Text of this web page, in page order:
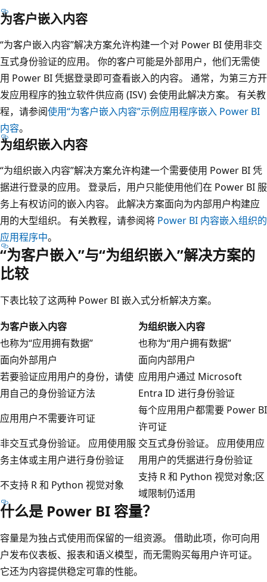
为客户嵌入内容
“为客户嵌入内容”解决方案允许构建一个对 Power BI 使用非交
互式身份验证的应用。 你的客户可能是外部用户，他们无需使
用 Power BI 凭据登录即可查看嵌入的内容。 通常，为第三方开
发应用程序的独立软件供应商 (ISV) 会使用此解决方案。 有关教
程，请参阅使用“为客户嵌入内容”示例应用程序嵌入 Power BI
内容。
为组织嵌入内容
“为组织嵌入内容”解决方案允许构建一个需要使用 Power BI 凭
据进行登录的应用。 登录后，用户只能使用他们在 Power BI 服
务上有权访问的嵌入内容。 此解决方案面向为内部用户构建应
用的大型组织。 有关教程，请参阅将 Power BI 内容嵌入组织的
应用程序中。
“为客户嵌入”与“为组织嵌入”解决方案的
比较
下表比较了这两种 Power BI 嵌入式分析解决方案。
为客户嵌入内容
为组织嵌入内容
也称为“应用拥有数据”
也称为“用户拥有数据”
面向外部用户
面向内部用户
若要验证应用用户的身份，请使
用自己的身份验证方法
应用用户通过 Microsoft
Entra ID 进行身份验证
应用用户不需要许可证
每个应用用户都需要 Power BI
许可证
非交互式身份验证。 应用使用服
务主体或主用户进行身份验证
交互式身份验证。 应用使用应
用用户的凭据进行身份验证
不支持 R 和 Python 视觉对象
支持 R 和 Python 视觉对象;区
域限制仍适用
什么是 Power BI 容量？
容量是为独占式使用而保留的一组资源。 借助此项，你可向用
户发布仪表板、报表和语义模型，而无需购买每用户许可证。
它还为内容提供稳定可靠的性能。